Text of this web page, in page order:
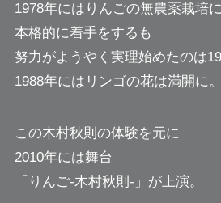
1978年にはりんごの無農薬栽培に
本格的に着手をするも
努力がようやく実理始めたのは
1988年にはリンゴの花は満開に。
この木村秋則の体験を元に
2010年には舞台
「りんご-木村秋則-」が上演。